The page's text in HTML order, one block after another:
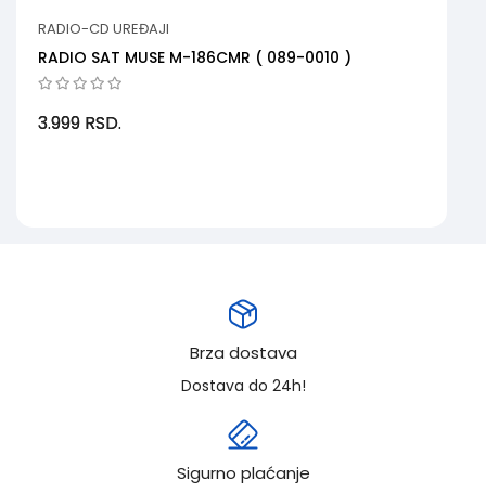
RADIO-CD UREĐAJI
RADIO SAT MUSE M-186CMR ( 089-0010 )
3.999 RSD.
Brza dostava
Dostava do 24h!
Sigurno plaćanje